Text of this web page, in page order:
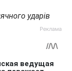
ударів